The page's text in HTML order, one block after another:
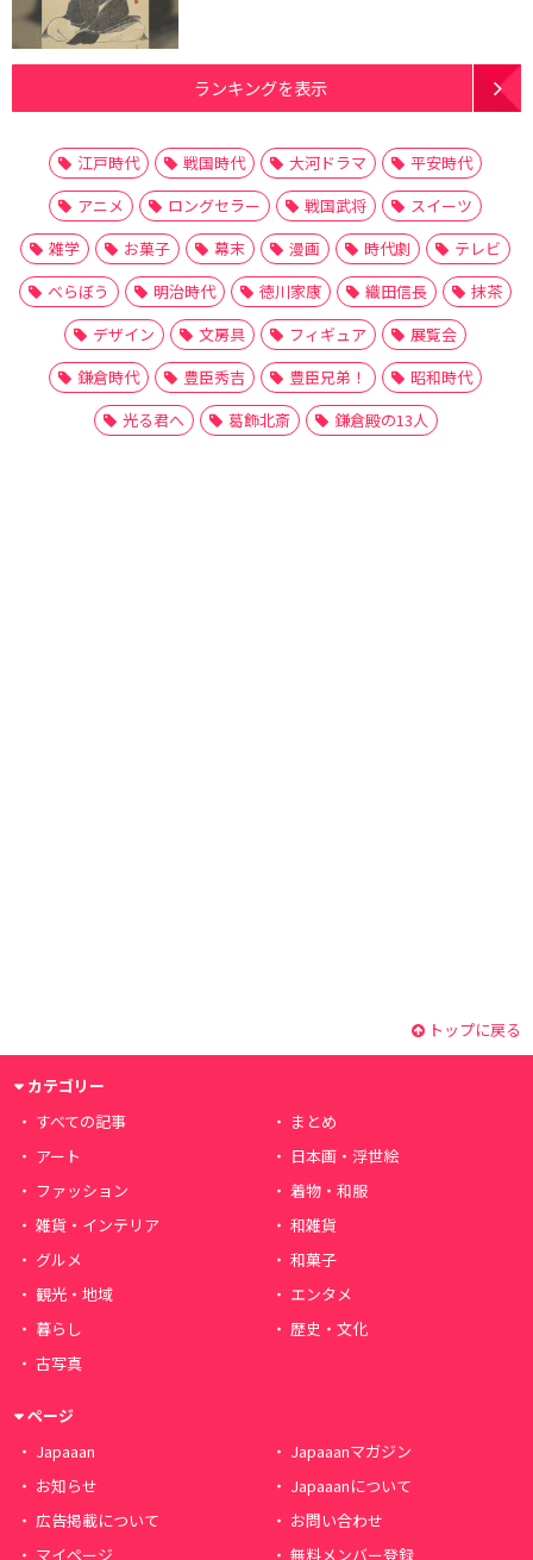
ランキングを表示
江戸時代 戦国時代 大河ドラマ
平安時代
アニメ
ロングセラー 戦国武将
スイーツ
雑学
お菓子 幕末 漫画 時代劇
テレビ
べらぼう
明治時代 徳川家康 織田信長
抹茶
デザイン
文房具 フィギュア
展覧会
鎌倉時代
豊臣秀吉 豊臣兄弟！
昭和時代
光る君へ
葛飾北斎 鎌倉殿の13人
トップに戻る
カテゴリー
すべての記事
まとめ
アート
日本画・浮世絵
ファッション
着物・和服
雑貨・インテリア
和雑貨
グルメ
和菓子
観光・地域
エンタメ
暮らし
歴史・文化
古写真
ページ
Japaaan
Japaaanマガジン
お知らせ
Japaaanについて
広告掲載について
お問い合わせ
マイページ
無料メンバー登録